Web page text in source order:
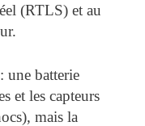
(RTLS) et au
: une batterie
et les capteurs
mais la